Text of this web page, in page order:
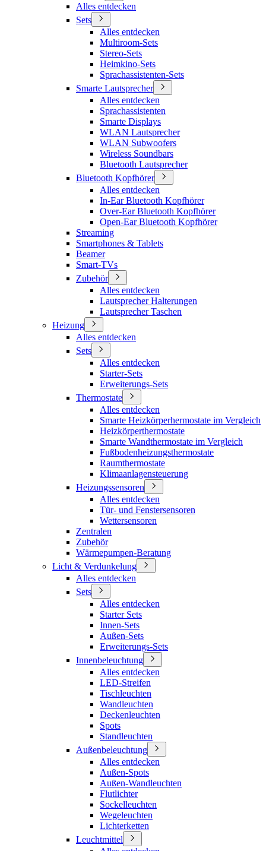
Alles entdecken
Sets
Alles entdecken
Multiroom-Sets
Stereo-Sets
Heimkino-Sets
Sprachassistenten-Sets
Smarte Lautsprecher
Alles entdecken
Sprachassistenten
Smarte Displays
WLAN Lautsprecher
WLAN Subwoofers
Wireless Soundbars
Bluetooth Lautsprecher
Bluetooth Kopfhörer
Alles entdecken
In-Ear Bluetooth Kopfhörer
Over-Ear Bluetooth Kopfhörer
Open-Ear Bluetooth Kopfhörer
Streaming
Smartphones & Tablets
Beamer
Smart-TVs
Zubehör
Alles entdecken
Lautsprecher Halterungen
Lautsprecher Taschen
Heizung
Alles entdecken
Sets
Alles entdecken
Starter-Sets
Erweiterungs-Sets
Thermostate
Alles entdecken
Smarte Heizkörperhermostate im Vergleich
Heizkörperthermostate
Smarte Wandthermostate im Vergleich
Fußbodenheizungsthermostate
Raumthermostate
Klimaanlagensteuerung
Heizungssensoren
Alles entdecken
Tür- und Fenstersensoren
Wettersensoren
Zentralen
Zubehör
Wärmepumpen-Beratung
Licht & Verdunkelung
Alles entdecken
Sets
Alles entdecken
Starter Sets
Innen-Sets
Außen-Sets
Erweiterungs-Sets
Innenbeleuchtung
Alles entdecken
LED-Streifen
Tischleuchten
Wandleuchten
Deckenleuchten
Spots
Standleuchten
Außenbeleuchtung
Alles entdecken
Außen-Spots
Außen-Wandleuchten
Flutlichter
Sockelleuchten
Wegeleuchten
Lichterketten
Leuchtmittel